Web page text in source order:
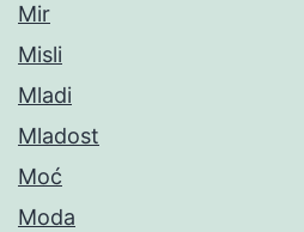
Mir
Misli
Mladi
Mladost
Moć
Moda